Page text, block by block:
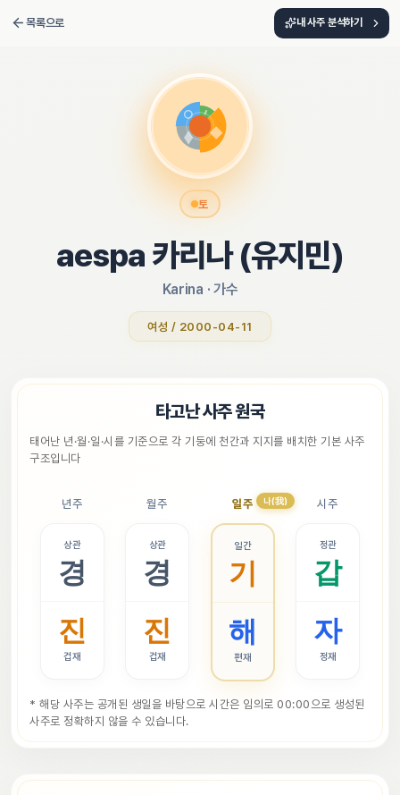
목록으로 내 사주 분석하기
토
aespa 카리나 (유지민)
Karina · 가수
여성 / 2000-04-11
타고난 사주 원국
태어난 년·월·일·시를 기준으로 각 기둥에 천간과 지지를 배치한 기본 사주
구조입니다
시주
정관
갑
자
정재
일주
일간
기
해
편재
나(我)
월주
상관
경
진
겁재
년주
상관
경
진
겁재
* 해당 사주는 공개된 생일을 바탕으로 시간은 임의로 00:00으로 생성된
사주로 정확하지 않을 수 있습니다.